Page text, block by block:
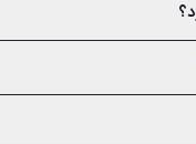
صفحه کلید، باتری و
و دلزدگی، کمک
کهنه، نداشتن ضمانت